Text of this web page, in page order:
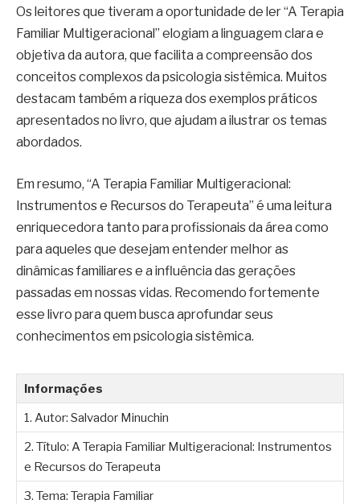
Os leitores que tiveram a oportunidade de ler “A Terapia
Familiar Multigeracional” elogiam a linguagem clara e
objetiva da autora, que facilita a compreensão dos
conceitos complexos da psicologia sistêmica. Muitos
destacam também a riqueza dos exemplos práticos
apresentados no livro, que ajudam a ilustrar os temas
abordados.
Em resumo, “A Terapia Familiar Multigeracional:
Instrumentos e Recursos do Terapeuta” é uma leitura
enriquecedora tanto para profissionais da área como
para aqueles que desejam entender melhor as
dinâmicas familiares e a influência das gerações
passadas em nossas vidas. Recomendo fortemente
esse livro para quem busca aprofundar seus
conhecimentos em psicologia sistêmica.
Informações
1. Autor: Salvador Minuchin
2. Título: A Terapia Familiar Multigeracional: Instrumentos
e Recursos do Terapeuta
3. Tema: Terapia Familiar